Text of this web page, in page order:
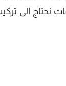
نحتاج الى